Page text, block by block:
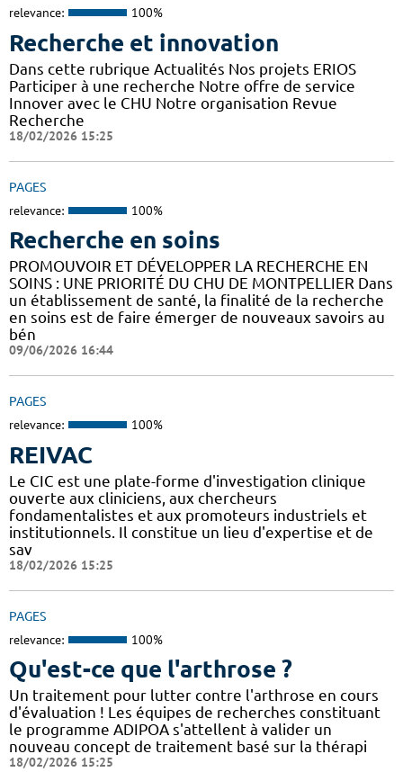
relevance: 100%
Recherche et innovation
Dans cette rubrique Actualités Nos projets ERIOS
Participer à une recherche Notre offre de service
Innover avec le CHU Notre organisation Revue
Recherche
18/02/2026 15:25
PAGES
relevance: 100%
Recherche en soins
PROMOUVOIR ET DÉVELOPPER LA RECHERCHE EN
SOINS : UNE PRIORITÉ DU CHU DE MONTPELLIER Dans
un établissement de santé, la finalité de la recherche
en soins est de faire émerger de nouveaux savoirs au
bén
09/06/2026 16:44
PAGES
relevance: 100%
REIVAC
Le CIC est une plate-forme d'investigation clinique
ouverte aux cliniciens, aux chercheurs
fondamentalistes et aux promoteurs industriels et
institutionnels. Il constitue un lieu d'expertise et de
sav
18/02/2026 15:25
PAGES
relevance: 100%
Qu'est-ce que l'arthrose ?
Un traitement pour lutter contre l'arthrose en cours
d'évaluation ! Les équipes de recherches constituant
le programme ADIPOA s'attellent à valider un
nouveau concept de traitement basé sur la thérapi
18/02/2026 15:25